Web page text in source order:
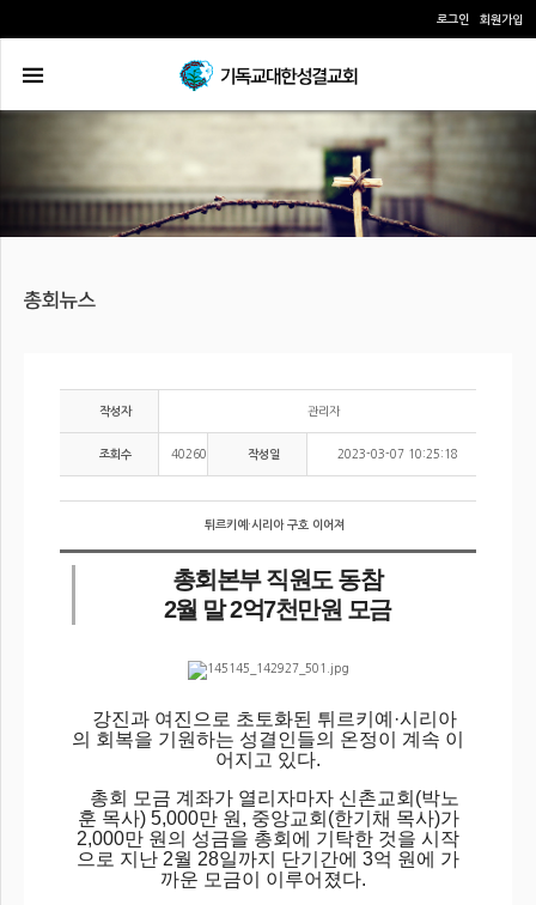
로그인 회원가입
작성자 관리자
조회수 40260 작성일 2023-03-07 10:25:18
튀르키예·시리아 구호 이어져
총회본부 직원도 동참
2월 말 2억7천만원 모금
강진과 여진으로 초토화된 튀르키예·시리아
의 회복을 기원하는 성결인들의 온정이 계속 이
어지고 있다.
총회 모금 계좌가 열리자마자 신촌교회(박노
훈 목사) 5,000만 원, 중앙교회(한기채 목사)가
2,000만 원의 성금을 총회에 기탁한 것을 시작
으로 지난 2월 28일까지 단기간에 3억 원에 가
까운 모금이 이루어졌다.